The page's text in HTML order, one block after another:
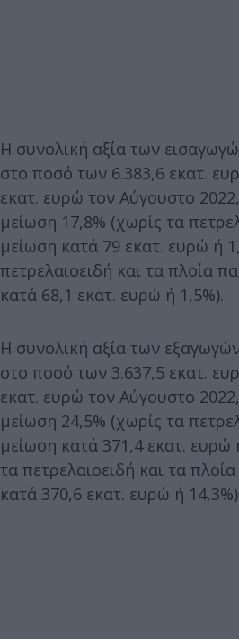
Η συνολική αξία των
στο ποσό των 6.383,6 εκατ.
εκατ. ευρώ τον Αύγουστο
μείωση 17,8% (χωρίς τα
μείωση κατά 79 εκατ. ευρώ ή
πετρελαιοειδή και τα πλοία
κατά 68,1 εκατ. ευρώ ή 1,5%).
Η συνολική αξία των
στο ποσό των 3.637,5 εκατ.
εκατ. ευρώ τον Αύγουστο
μείωση 24,5% (χωρίς τα
μείωση κατά 371,4 εκατ. ευρώ
τα πετρελαιοειδή και τα
κατά 370,6 εκατ. ευρώ ή